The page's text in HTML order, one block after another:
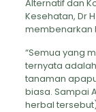
Alternatif dan
Kesehatan, Dr
membenarkan
“Semua yang
ternyata
tanaman
biasa. Sampai
herbal